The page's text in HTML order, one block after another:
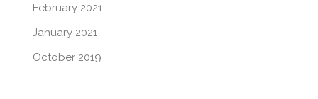
February 2021
January 2021
October 2019